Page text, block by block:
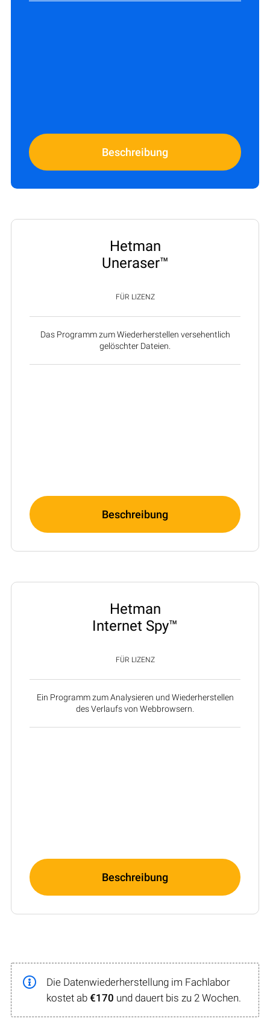
Beschreibung
Hetman
Uneraser™
FÜR LIZENZ
Das Programm zum Wiederherstellen versehentlich
gelöschter Dateien.
Beschreibung
Hetman
Internet Spy™
FÜR LIZENZ
Ein Programm zum Analysieren und Wiederherstellen
des Verlaufs von Webbrowsern.
Beschreibung
Die Datenwiederherstellung im Fachlabor
kostet ab €170 und dauert bis zu 2 Wochen.